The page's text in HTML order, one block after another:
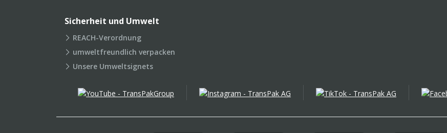
Sicherheit und Umwelt
REACH-Verordnung
umweltfreundlich verpacken
Unsere Umweltsignets